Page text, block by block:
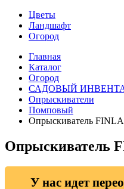
Цветы
Ландшафт
Огород
Главная
Каталог
Огород
САДОВЫЙ
Опрыскиватели
Помповый
Опрыскиватель
Опрыскиватель
У нас идет